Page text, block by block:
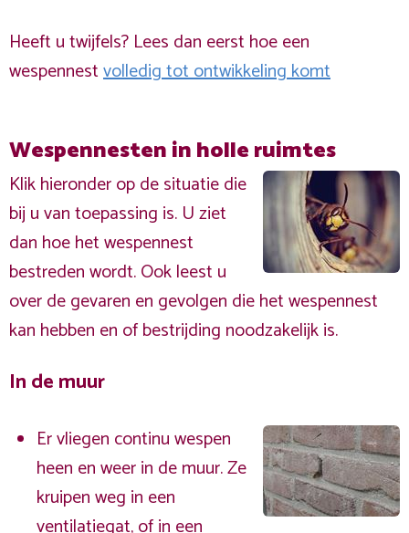
Heeft u twijfels? Lees dan eerst hoe een
wespennestvolledig tot ontwikkeling komt
Wespennesten in holle ruimtes
Klik hieronder op de situatie die
bij u van toepassing is. U ziet
dan hoe het wespennest
bestreden wordt. Ook leest u
over de gevaren en gevolgen die het wespennest
kan hebben en of bestrijding noodzakelijk is.
In de muur
Er vliegen continu wespen
heen en weer in de muur. Ze
kruipen weg in een